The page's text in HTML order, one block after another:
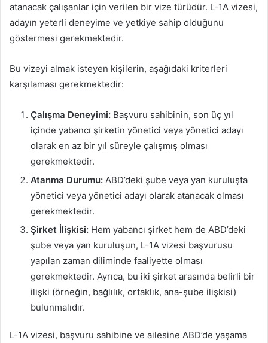
atanacak çalışanlar için verilen bir vize türüdür. L-1A vizesi,
adayın yeterli deneyime ve yetkiye sahip olduğunu
göstermesi gerekmektedir.
Bu vizeyi almak isteyen kişilerin, aşağıdaki kriterleri
karşılaması gerekmektedir:
Çalışma Deneyimi: Başvuru sahibinin, son üç yıl
içinde yabancı şirketin yönetici veya yönetici adayı
olarak en az bir yıl süreyle çalışmış olması
gerekmektedir.
Atanma Durumu: ABD’deki şube veya yan kuruluşta
yönetici veya yönetici adayı olarak atanacak olması
gerekmektedir.
Şirket İlişkisi: Hem yabancı şirket hem de ABD’deki
şube veya yan kuruluşun, L-1A vizesi başvurusu
yapılan zaman diliminde faaliyette olması
gerekmektedir. Ayrıca, bu iki şirket arasında belirli bir
ilişki (örneğin, bağlılık, ortaklık, ana-şube ilişkisi)
bulunmalıdır.
L-1A vizesi, başvuru sahibine ve ailesine ABD’de yaşama